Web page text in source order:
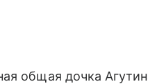
общая дочка